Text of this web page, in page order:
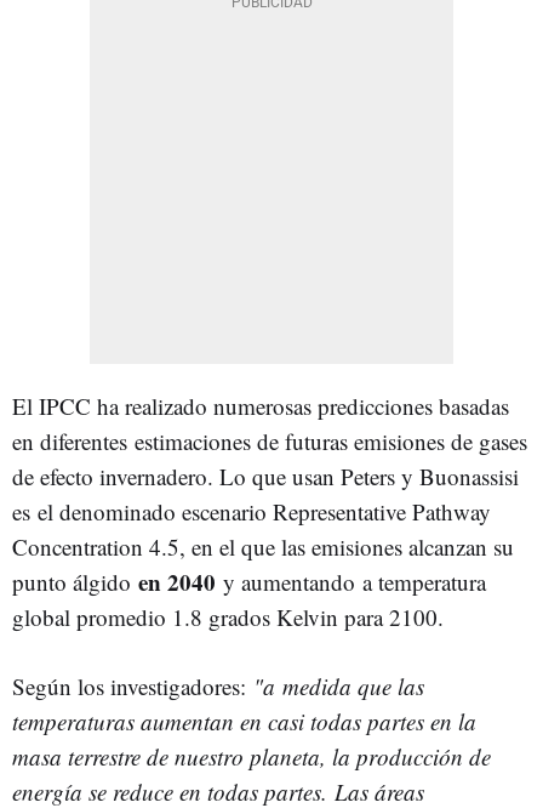
El IPCC ha realizado numerosas predicciones basadas
en diferentes estimaciones de futuras emisiones de gases
de efecto invernadero. Lo que usan Peters y Buonassisi
es el denominado escenario Representative Pathway
Concentration 4.5, en el que las emisiones alcanzan su
punto álgido en 2040 y aumentando a temperatura
global promedio 1.8 grados Kelvin para 2100.
Según los investigadores: "a medida que las
temperaturas aumentan en casi todas partes en la
masa terrestre de nuestro planeta, la producción de
energía se reduce en todas partes. Las áreas